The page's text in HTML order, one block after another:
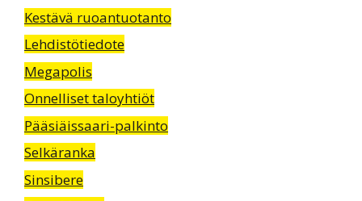
Kestävä ruoantuotanto
Lehdistötiedote
Megapolis
Onnelliset taloyhtiöt
Pääsiäissaari-palkinto
Selkäranka
Sinsibere